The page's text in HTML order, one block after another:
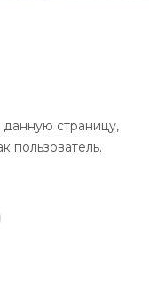
данную страницу,
пользователь.